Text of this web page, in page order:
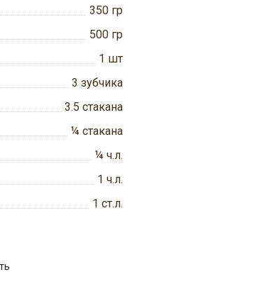
350 гр
500 гр
1 шт
3 зубчика
3.5 стакана
¼ стакана
¼ ч.л.
1 ч.л.
1 ст.л.